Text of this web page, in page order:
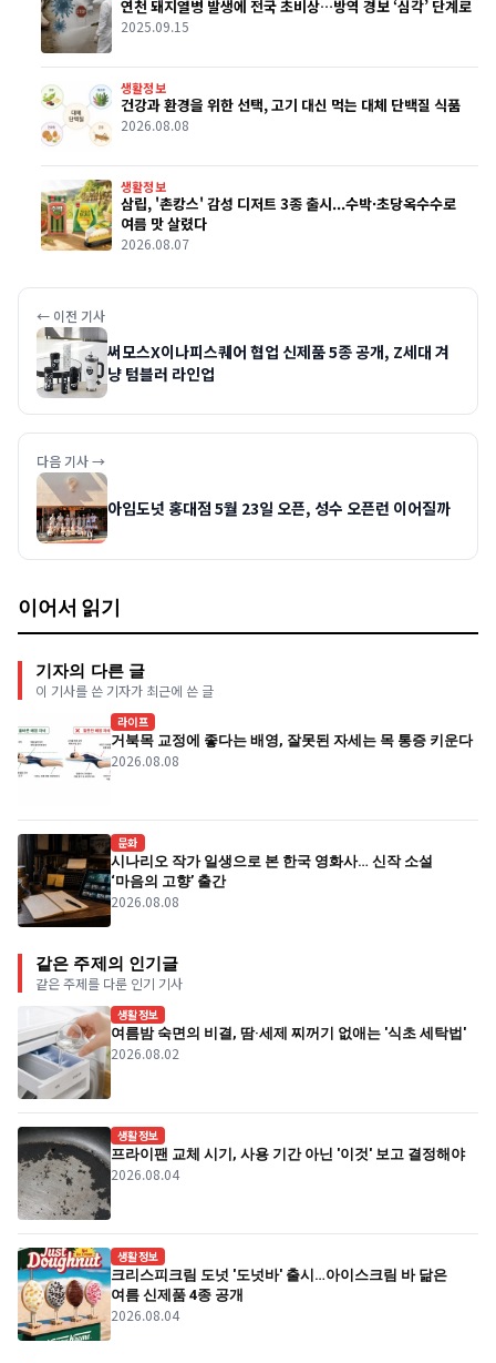
연천 돼지열병 발생에 전국 초비상…방역 경보 ‘심각’ 단계로
2025.09.15
생활정보
건강과 환경을 위한 선택, 고기 대신 먹는 대체 단백질 식품
2026.08.08
생활정보
삼립, '촌캉스' 감성 디저트 3종 출시...수박·초당옥수수로
여름 맛 살렸다
2026.08.07
← 이전 기사
써모스X이나피스퀘어 협업 신제품 5종 공개, Z세대 겨
냥 텀블러 라인업
다음 기사 →
아임도넛 홍대점 5월 23일 오픈, 성수 오픈런 이어질까
이어서 읽기
기자의 다른 글
이 기사를 쓴 기자가 최근에 쓴 글
라이프
거북목 교정에 좋다는 배영, 잘못된 자세는 목 통증 키운다
2026.08.08
문화
시나리오 작가 일생으로 본 한국 영화사… 신작 소설
‘마음의 고향’ 출간
2026.08.08
같은 주제의 인기글
같은 주제를 다룬 인기 기사
생활정보
여름밤 숙면의 비결, 땀·세제 찌꺼기 없애는 '식초 세탁법'
2026.08.02
생활정보
프라이팬 교체 시기, 사용 기간 아닌 '이것' 보고 결정해야
2026.08.04
생활정보
크리스피크림 도넛 '도넛바' 출시…아이스크림 바 닮은
여름 신제품 4종 공개
2026.08.04